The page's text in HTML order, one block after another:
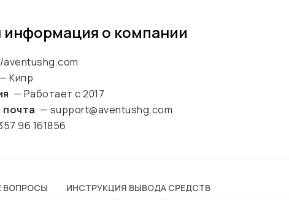
информация о компании
— Кипр
— Работает с2017
— support@aventushg.com
96 161856
ВОПРОСЫ ИНСТРУКЦИЯ ВЫВОДА СРЕДСТВ